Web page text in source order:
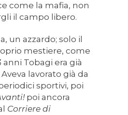
come la mafia, non
il campo libero.
un azzardo; solo il
mestiere, come
anni Tobagi era già
lavorato già da
sportivi, poi
poi ancora
Corriere di